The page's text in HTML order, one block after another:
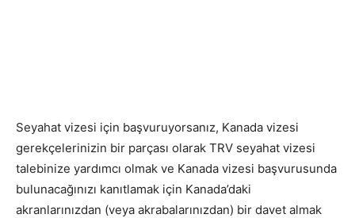
Seyahat vizesi için başvuruyorsanız, Kanada vizesi
gerekçelerinizin bir parçası olarak TRV seyahat vizesi
talebinize yardımcı olmak ve Kanada vizesi başvurusunda
bulunacağınızı kanıtlamak için Kanada’daki
akranlarınızdan (veya akrabalarınızdan) bir davet almak